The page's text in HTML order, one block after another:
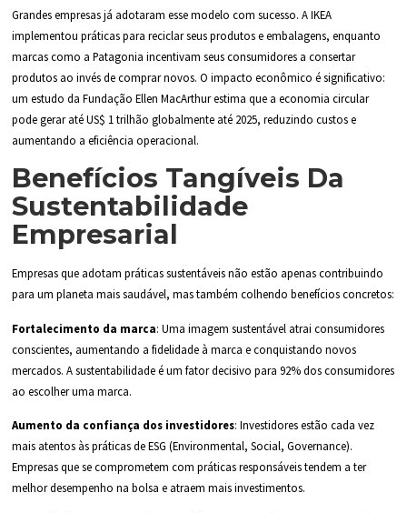
Grandes empresas já adotaram esse modelo com sucesso. A IKEA
implementou práticas para reciclar seus produtos e embalagens, enquanto
marcas como a Patagonia incentivam seus consumidores a consertar
produtos ao invés de comprar novos. O impacto econômico é significativo:
um estudo da Fundação Ellen MacArthur estima que a economia circular
pode gerar até US$ 1 trilhão globalmente até 2025, reduzindo custos e
aumentando a eficiência operacional.
Benefícios Tangíveis Da
Sustentabilidade
Empresarial
Empresas que adotam práticas sustentáveis não estão apenas contribuindo
para um planeta mais saudável, mas também colhendo benefícios concretos:
Fortalecimento da marca: Uma imagem sustentável atrai consumidores
conscientes, aumentando a fidelidade à marca e conquistando novos
mercados. A sustentabilidade é um fator decisivo para 92% dos consumidores
ao escolher uma marca.
Aumento da confiança dos investidores: Investidores estão cada vez
mais atentos às práticas de ESG (Environmental, Social, Governance).
Empresas que se comprometem com práticas responsáveis tendem a ter
melhor desempenho na bolsa e atraem mais investimentos.